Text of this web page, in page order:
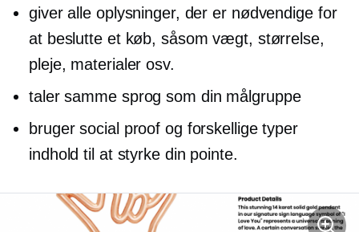
giver alle oplysninger, der er nødvendige for
at beslutte et køb, såsom vægt, størrelse,
pleje, materialer osv.
taler samme sprog som din målgruppe
bruger social proof og forskellige typer
indhold til at styrke din pointe.